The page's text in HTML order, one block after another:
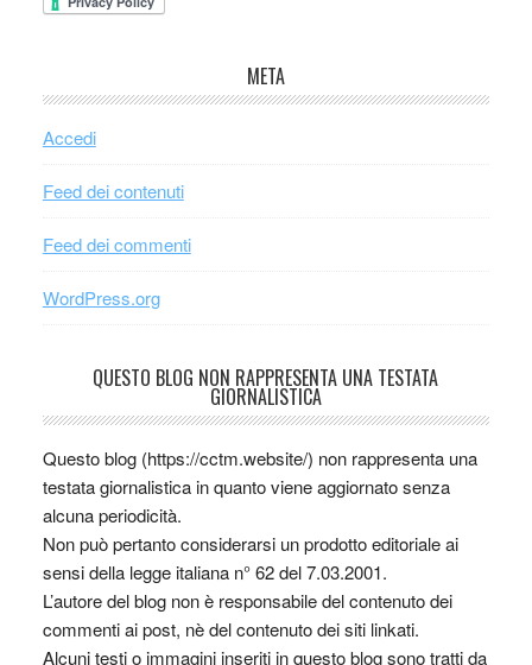
META
Accedi
Feed dei contenuti
Feed dei commenti
WordPress.org
QUESTO BLOG NON RAPPRESENTA UNA TESTATA
GIORNALISTICA
Questo blog (https://cctm.website/) non rappresenta una
testata giornalistica in quanto viene aggiornato senza
alcuna periodicità.
Non può pertanto considerarsi un prodotto editoriale ai
sensi della legge italiana n° 62 del 7.03.2001.
L’autore del blog non è responsabile del contenuto dei
commenti ai post, nè del contenuto dei siti linkati.
Alcuni testi o immagini inseriti in questo blog sono tratti da